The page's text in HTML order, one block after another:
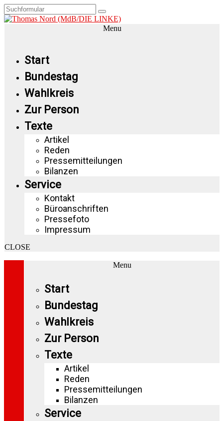
Menu
Start
Bundestag
Wahlkreis
Zur Person
Texte
Artikel
Reden
Pressemitteilungen
Bilanzen
Service
Kontakt
Büroanschriften
Pressefoto
Impressum
CLOSE
Menu
Start
Bundestag
Wahlkreis
Zur Person
Texte
Artikel
Reden
Pressemitteilungen
Bilanzen
Service